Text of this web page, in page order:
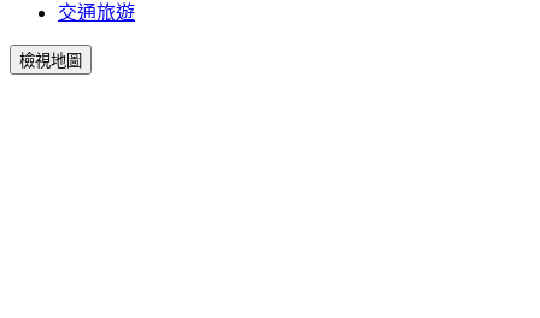
交通旅遊
檢視地圖